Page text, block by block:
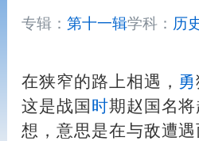
专辑： 第十一辑学科： 历
在狭窄的路上相遇， 勇
这是战国 时期赵国名
想，意思是在与敌遭